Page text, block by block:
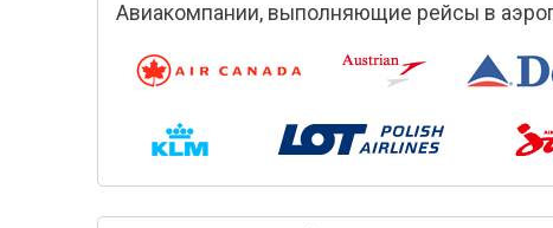
Авиакомпании, выполняющие рейсы в